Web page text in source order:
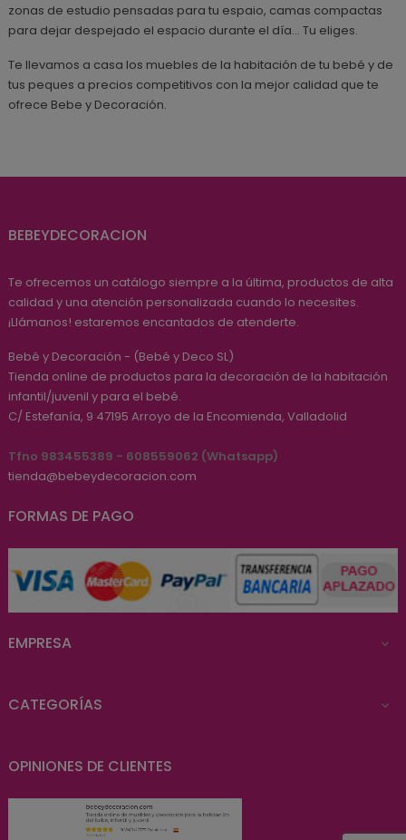
zonas de estudio pensadas para tu espaio, camas compactas
para dejar despejado el espacio durante el día... Tu eliges.
Te llevamos a casa los muebles de la habitación de tu bebé y de
tus peques a precios competitivos con la mejor calidad que te
ofrece Bebe y Decoración.
BEBEYDECORACION
Te ofrecemos un catálogo siempre a la última, productos de alta
calidad y una atención personalizada cuando lo necesites.
¡Llámanos! estaremos encantados de atenderte.
Bebé y Decoración - (Bebé y Deco SL)
Tienda online de productos para la decoración de la habitación
infantil/juvenil y para el bebé.
C/ Estefanía, 9 47195 Arroyo de la Encomienda, Valladolid
Tfno 983455389 - 608559062 (Whatsapp)
tienda@bebeydecoracion.com
FORMAS DE PAGO
EMPRESA 
CATEGORÍAS 
OPINIONES DE CLIENTES